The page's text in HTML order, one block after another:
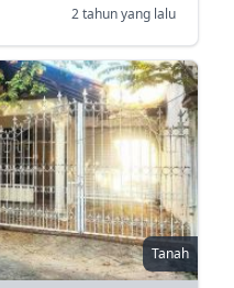
2 tahun yang lalu
Tanah